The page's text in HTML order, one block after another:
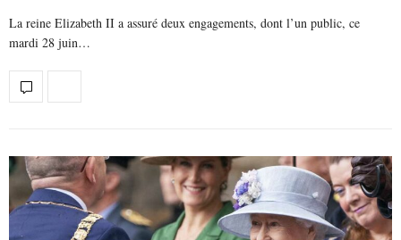
La reine Elizabeth II a assuré deux engagements, dont l’un public, ce
mardi 28 juin…